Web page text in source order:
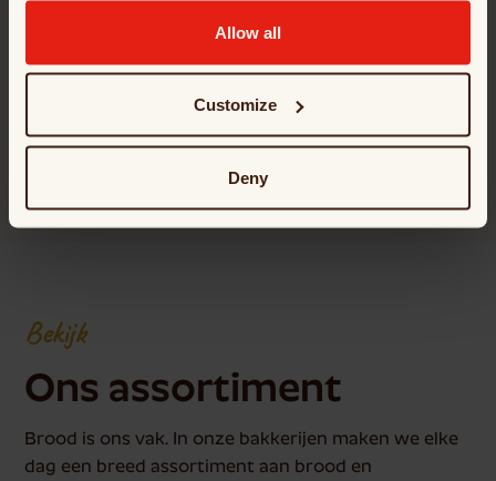
Allow all
Customize
Deny
info@borgesius.nl
Plan route Werken bij
Bekijk
Ons assortiment
Brood is ons vak. In onze bakkerijen maken we elke
dag een breed assortiment aan brood en